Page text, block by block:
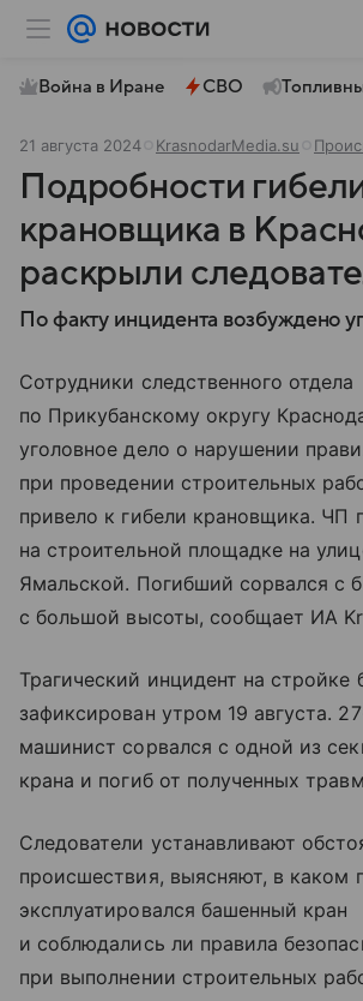
Война в Иране СВО
21 августа 2024 KrasnodarMedia.su
Подробности
крановщика в
раскрыли
По факту инцидента возбуждено
Сотрудники следственного отдела
по Прикубанскому округу
уголовное дело о нарушении
при проведении строительных
привело к гибели крановщика. ЧП
на строительной площадке на
Ямальской. Погибший сорвался с
с большой высоты, сообщает ИА
Трагический инцидент на стройке
зафиксирован утром 19 августа.
машинист сорвался с одной из
крана и погиб от полученных
Следователи устанавливают
происшествия, выясняют, в каком
эксплуатировался башенный кран
и соблюдались ли правила
при выполнении строительных